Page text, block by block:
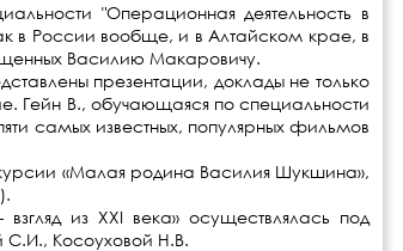
"Операционная деятельность в
в России вообще, и в Алтайском крае, в
Василию Макаровичу.
презентации, доклады не только
Гейн В., обучающаяся по специальности
самых известных, популярных фильмов
«Малая родина Василия Шукшина»,
из ХХI века» осуществлялась под
Косоуховой Н.В.